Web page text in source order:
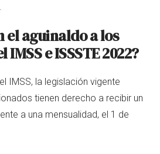
el aguinaldo a los
e ISSSTE 2022?
IMSS, la legislación vigente
tienen derecho a recibir un
a una mensualidad, el 1 de